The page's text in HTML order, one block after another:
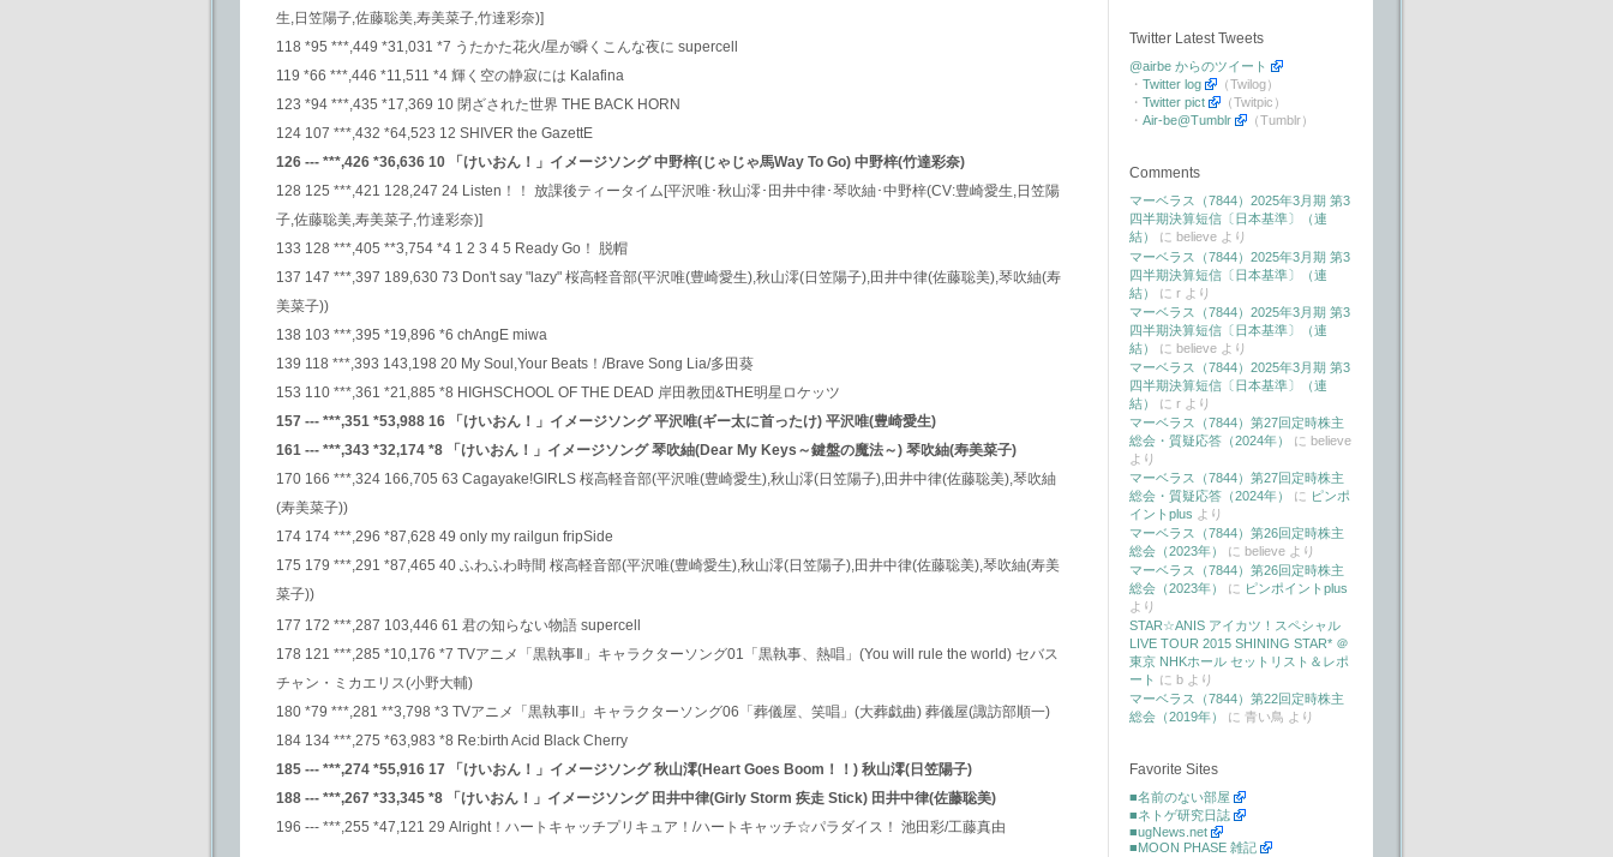
生,日笠陽子,佐藤聡美,寿美菜子,竹達彩奈)]
118 *95 ***,449 *31,031 *7 うたかた花火/星が瞬くこんな夜に supercell
119 *66 ***,446 *11,511 *4 輝く空の静寂には Kalafina
123 *94 ***,435 *17,369 10 閉ざされた世界 THE BACK HORN
124 107 ***,432 *64,523 12 SHIVER the GazettE
126 --- ***,426 *36,636 10 「けいおん！」イメージソング 中野梓(じゃじゃ馬Way To Go) 中野梓(竹達彩奈)
128 125 ***,421 128,247 24 Listen！！ 放課後ティータイム[平沢唯･秋山澪･田井中律･琴吹紬･中野梓(CV:豊崎愛生,日笠陽
子,佐藤聡美,寿美菜子,竹達彩奈)]
133 128 ***,405 **3,754 *4 1 2 3 4 5 Ready Go！ 脱帽
137 147 ***,397 189,630 73 Don't say "lazy" 桜高軽音部(平沢唯(豊崎愛生),秋山澪(日笠陽子),田井中律(佐藤聡美),琴吹紬(寿
美菜子))
138 103 ***,395 *19,896 *6 chAngE miwa
139 118 ***,393 143,198 20 My Soul,Your Beats！/Brave Song Lia/多田葵
153 110 ***,361 *21,885 *8 HIGHSCHOOL OF THE DEAD 岸田教団&THE明星ロケッツ
157 --- ***,351 *53,988 16 「けいおん！」イメージソング 平沢唯(ギー太に首ったけ) 平沢唯(豊崎愛生)
161 --- ***,343 *32,174 *8 「けいおん！」イメージソング 琴吹紬(Dear My Keys～鍵盤の魔法～) 琴吹紬(寿美菜子)
170 166 ***,324 166,705 63 Cagayake!GIRLS 桜高軽音部(平沢唯(豊崎愛生),秋山澪(日笠陽子),田井中律(佐藤聡美),琴吹紬
(寿美菜子))
174 174 ***,296 *87,628 49 only my railgun fripSide
175 179 ***,291 *87,465 40 ふわふわ時間 桜高軽音部(平沢唯(豊崎愛生),秋山澪(日笠陽子),田井中律(佐藤聡美),琴吹紬(寿美
菜子))
177 172 ***,287 103,446 61 君の知らない物語 supercell
178 121 ***,285 *10,176 *7 TVアニメ「黒執事Ⅱ」キャラクターソング01「黒執事、熱唱」(You will rule the world) セバス
チャン・ミカエリス(小野大輔)
180 *79 ***,281 **3,798 *3 TVアニメ「黒執事II」キャラクターソング06「葬儀屋、笑唱」(大葬戯曲) 葬儀屋(諏訪部順一)
184 134 ***,275 *63,983 *8 Re:birth Acid Black Cherry
185 --- ***,274 *55,916 17 「けいおん！」イメージソング 秋山澪(Heart Goes Boom！！) 秋山澪(日笠陽子)
188 --- ***,267 *33,345 *8 「けいおん！」イメージソング 田井中律(Girly Storm 疾走 Stick) 田井中律(佐藤聡美)
196 --- ***,255 *47,121 29 Alright！ハートキャッチプリキュア！/ハートキャッチ☆パラダイス！ 池田彩/工藤真由
Twitter Latest Tweets
@airbe からのツイート
・ Twitter log
（Twilog）
・ Twitter pict
（Twitpic）
・ Air-be@Tumblr （Tumblr）
Comments
マーベラス（7844）2025年3月期 第3
四半期決算短信〔日本基準〕（連
結）
に believe より
マーベラス（7844）2025年3月期 第3
四半期決算短信〔日本基準〕（連
結）
に r より
マーベラス（7844）2025年3月期 第3
四半期決算短信〔日本基準〕（連
結）
に believe より
マーベラス（7844）2025年3月期 第3
四半期決算短信〔日本基準〕（連
結）
に r より
マーベラス（7844）第27回定時株主
総会・質疑応答（2024年）
に believe
より
マーベラス（7844）第27回定時株主
総会・質疑応答（2024年）
に ピンポ
イントplus より
マーベラス（7844）第26回定時株主
総会（2023年）
に believe より
マーベラス（7844）第26回定時株主
総会（2023年）
に ピンポイントplus
より
STAR☆ANIS アイカツ！スペシャル
LIVE TOUR 2015 SHINING STAR* ＠
東京 NHKホール セットリスト＆レポ
ート に b より
マーベラス（7844）第22回定時株主
総会（2019年）
に 青い鳥 より
Favorite Sites
■名前のない部屋
■ネトゲ研究日誌
■ugNews.net
■MOON PHASE 雑記